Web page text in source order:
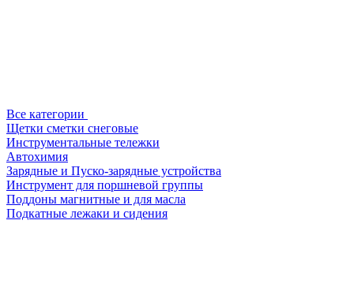
Все категории
Щетки сметки снеговые
Инструментальные тележки
Автохимия
Зарядные и Пуско-зарядные устройства
Инструмент для поршневой группы
Поддоны магнитные и для масла
Подкатные лежаки и сидения